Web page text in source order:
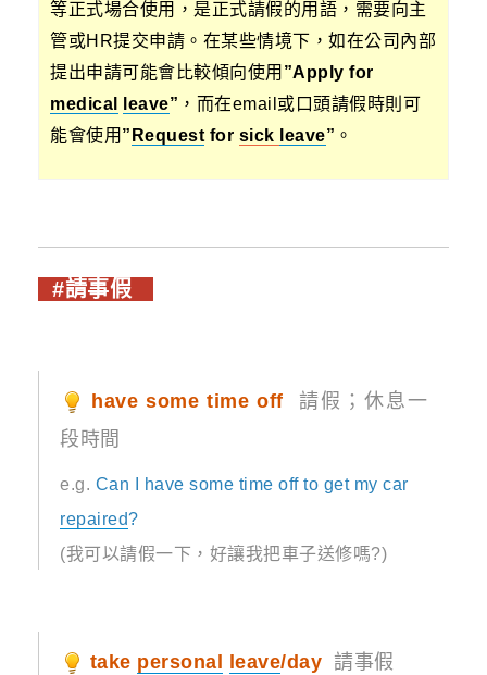
等正式場合使用，是正式請假的用語，需要向主
管或HR提交申請。在某些情境下，如在公司內部
提出申請可能會比較傾向使用 ”Apply for
medical
leave” ，而在email或口頭請假時則可
能會使用 ” Request for sick leave” 。
#請事假
have some time off 請假；休息一
段時間
e.g. Can I have some time off to get my car
repaired?
(我可以請假一下，好讓我把車子送修嗎?)
take personal leave/day 請事假